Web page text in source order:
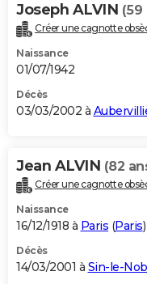
Joseph ALVIN (59
Créer une cagnotte
Naissance
01/07/1942
Décès
03/03/2002 à
Jean ALVIN (82
Créer une cagnotte
Naissance
16/12/1918 à Paris (Paris)
Décès
14/03/2001 à Sin-le-